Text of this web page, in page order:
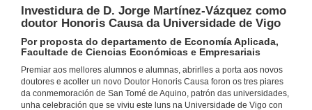
Investidura de D. Jorge Martínez-Vázquez como
doutor Honoris Causa da Universidade de Vigo
Por proposta do departamento de Economía Aplicada,
Facultade de Ciencias Económicas e Empresariais
Premiar aos mellores alumnos e alumnas, abrirlles a porta aos novos
doutores e acoller un novo Doutor Honoris Causa foron os tres piares
da conmemoración de San Tomé de Aquino, patrón das universidades,
unha celebración que se viviu este luns na Universidade de Vigo con